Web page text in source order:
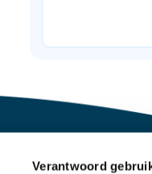
Verantwoord